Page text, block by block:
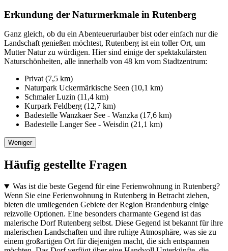
Erkundung der Naturmerkmale in Rutenberg
Ganz gleich, ob du ein Abenteuerurlauber bist oder einfach nur die
Landschaft genießen möchtest, Rutenberg ist ein toller Ort, um
Mutter Natur zu würdigen. Hier sind einige der spektakulärsten
Naturschönheiten, alle innerhalb von 48 km vom Stadtzentrum:
Privat (7,5 km)
Naturpark Uckermärkische Seen (10,1 km)
Schmaler Luzin (11,4 km)
Kurpark Feldberg (12,7 km)
Badestelle Wanzkaer See - Wanzka (17,6 km)
Badestelle Langer See - Weisdin (21,1 km)
Weniger
Häufig gestellte Fragen
Was ist die beste Gegend für eine Ferienwohnung in Rutenberg?
Wenn Sie eine Ferienwohnung in Rutenberg in Betracht ziehen,
bieten die umliegenden Gebiete der Region Brandenburg einige
reizvolle Optionen. Eine besonders charmante Gegend ist das
malerische Dorf Rutenberg selbst. Diese Gegend ist bekannt für ihre
malerischen Landschaften und ihre ruhige Atmosphäre, was sie zu
einem großartigen Ort für diejenigen macht, die sich entspannen